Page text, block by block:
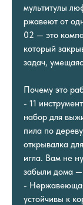
мультитулы
ржавеют от
02 — это
который
задач,
Почему это
- 11
набор для
пила по
открывалка
игла. Вам не
забыли дома —
-
устойчивы к